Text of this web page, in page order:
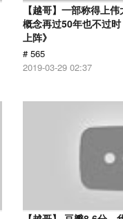
【越哥】一部称得上
概念再过50年也不过
上阵》
# 565
2019-03-29 02:37